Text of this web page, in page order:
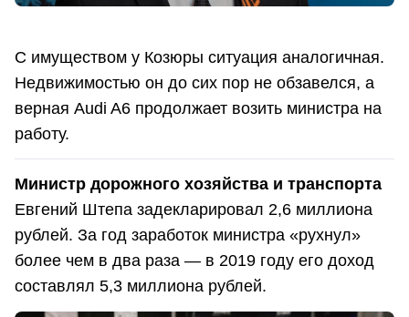
С имуществом у Козюры ситуация аналогичная.
Недвижимостью он до сих пор не обзавелся, а
верная Audi A6 продолжает возить министра на
работу.
Министр дорожного хозяйства и транспорта
Евгений Штепа задекларировал 2,6 миллиона
рублей. За год заработок министра «рухнул»
более чем в два раза — в 2019 году его доход
составлял 5,3 миллиона рублей.